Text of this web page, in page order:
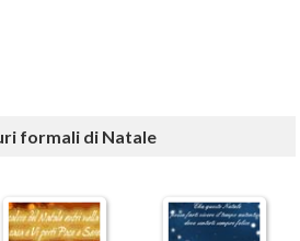
formali di Natale